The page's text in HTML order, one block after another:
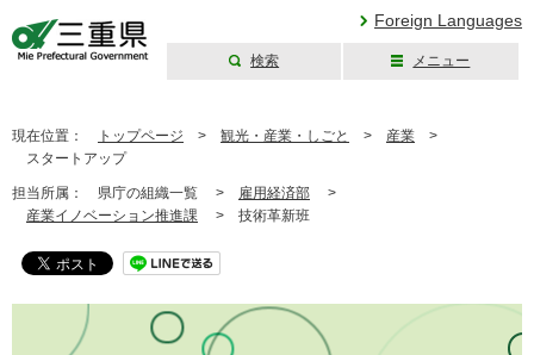
Foreign Languages
検索 メニュー
現在位置： トップページ > 観光・産業・しごと > 産業 >
スタートアップ
担当所属： 県庁の組織一覧 > 雇用経済部 >
産業イノベーション推進課 > 技術革新班